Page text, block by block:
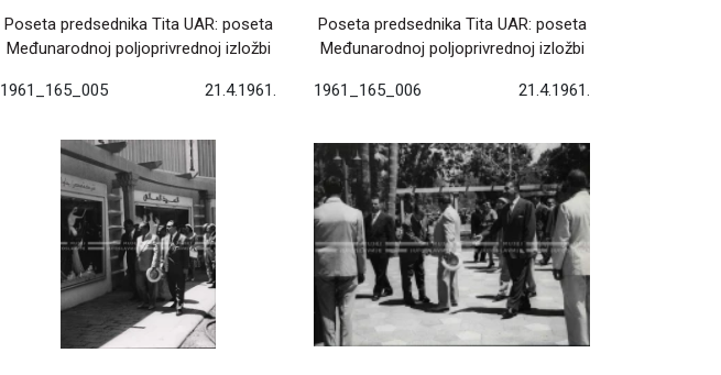
Poseta predsednika Tita UAR: poseta
Međunarodnoj poljoprivrednoj izložbi
1961_165_005 21.4.1961.
Poseta predsednika Tita UAR: poseta
Međunarodnoj poljoprivrednoj izložbi
1961_165_006 21.4.1961.